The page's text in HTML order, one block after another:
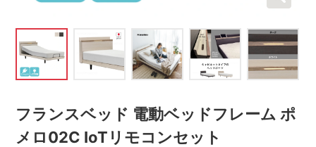
フランスベッド 電動ベッドフレーム ポ
メロ02C IoTリモコンセット